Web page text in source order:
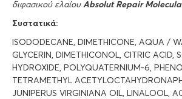
διφασικού ελαίου Absolut Repair
Συστατικά:
ISODODECANE, DIMETHICONE, AQUA /
GLYCERIN, DIMETHICONOL, CITRIC ACID,
HYDROXIDE, POLYQUATERNIUM-6,
TETRAMETHYL
JUNIPERUS VIRGINIANA OIL, LINALOOL,